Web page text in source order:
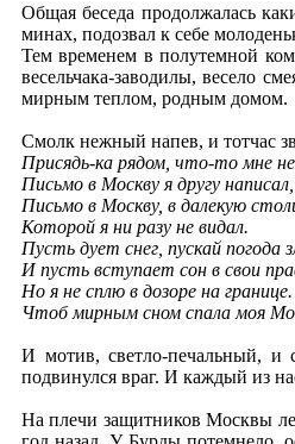
Общая беседа продолжалась
минах, подозвал к себе
Тем временем в полутемной
весельчака-заводилы, весело
мирным теплом, родным домом.
Смолк нежный напев, и тотчас
Присядь-ка рядом, что-то мне не
Письмо в Москву я другу написал,
Письмо в Москву, в далекую
Которой я ни разу не видал.
Пусть дует снег, пускай погода
И пусть вступает сон в свои
Но я не сплю в дозоре на границе.
Чтоб мирным сном спала моя
И мотив, светло-печальный, и
подвинулся враг. И каждый из
На плечи защитников Москвы